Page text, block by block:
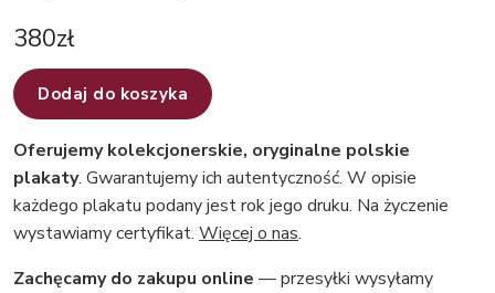
380zł
Dodaj do koszyka
Oferujemy kolekcjonerskie, oryginalne polskie
plakaty. Gwarantujemy ich autentyczność. W opisie
każdego plakatu podany jest rok jego druku. Na życzenie
wystawiamy certyfikat. Więcej o nas.
Zachęcamy do zakupu online — przesyłki wysyłamy